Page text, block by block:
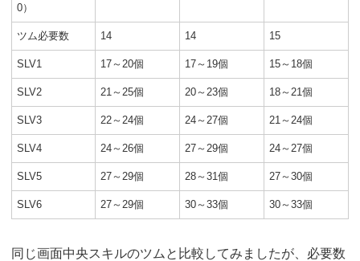
0）
ツム必要数 14 14 15
SLV1 17～20個 17～19個 15～18個
SLV2 21～25個 20～23個 18～21個
SLV3 22～24個 24～27個 21～24個
SLV4 24～26個 27～29個 24～27個
SLV5 27～29個 28～31個 27～30個
SLV6 27～29個 30～33個 30～33個
同じ画面中央スキルのツムと比較してみましたが、必要数